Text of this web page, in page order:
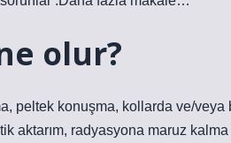
olur?
peltek konuşma, kollarda ve/
aktarım, radyasyona maruz kalma